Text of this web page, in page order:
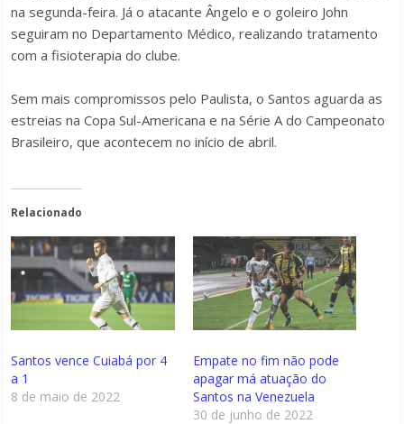
na segunda-feira. Já o atacante Ângelo e o goleiro John
seguiram no Departamento Médico, realizando tratamento
com a fisioterapia do clube.
Sem mais compromissos pelo Paulista, o Santos aguarda as
estreias na Copa Sul-Americana e na Série A do Campeonato
Brasileiro, que acontecem no início de abril.
Relacionado
Santos vence Cuiabá por 4
a 1
8 de maio de 2022
Empate no fim não pode
apagar má atuação do
Santos na Venezuela
30 de junho de 2022